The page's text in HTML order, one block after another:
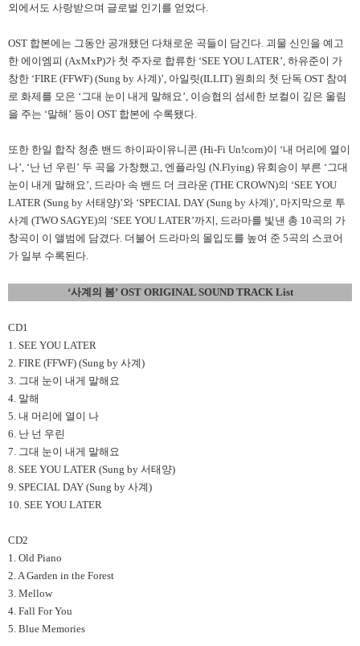
외에서도 사랑받으며 글로벌 인기를 얻었다.
OST 합본에는 그동안 공개됐던 다채로운 곡들이 담긴다. 괴물 신인을 예고
한 에이엠피 (AxMxP)가 첫 주자로 합류한 ‘SEE YOU LATER’, 하유준이 가
창한 ‘FIRE (FFWF) (Sung by 사계)’, 아일릿(ILLIT) 원희의 첫 단독 OST 참여
로 화제를 모은 ‘그대 눈이 내게 말해요’, 이승협의 섬세한 보컬이 깊은 울림
을 주는 ‘말해’ 등이 OST 합본에 수록됐다.
또한 한일 합작 청춘 밴드 하이파이유니콘 (Hi-Fi Un!corn)이 ‘내 머리에 열이
나’, ‘난 넌 우린’ 두 곡을 가창했고, 엔플라잉 (N.Flying) 유회승이 부른 ‘그대
눈이 내게 말해요’, 드라마 속 밴드 더 크라운 (THE CROWN)의 ‘SEE YOU
LATER (Sung by 서태양)’와 ‘SPECIAL DAY (Sung by 사계)’, 마지막으로 투
사계 (TWO SAGYE)의 ‘SEE YOU LATER’까지, 드라마를 빛낸 총 10곡의 가
창곡이 이 앨범에 담겼다. 더불어 드라마의 몰입도를 높여 준 5곡의 스코어
가 일부 수록된다.
‘사계의 봄’ OST ORIGINAL SOUND TRACK List
CD1
1. SEE YOU LATER
2. FIRE (FFWF) (Sung by 사계)
3. 그대 눈이 내게 말해요
4. 말해
5. 내 머리에 열이 나
6. 난 넌 우린
7. 그대 눈이 내게 말해요
8. SEE YOU LATER (Sung by 서태양)
9. SPECIAL DAY (Sung by 사계)
10. SEE YOU LATER
CD2
1. Old Piano
2. A Garden in the Forest
3. Mellow
4. Fall For You
5. Blue Memories